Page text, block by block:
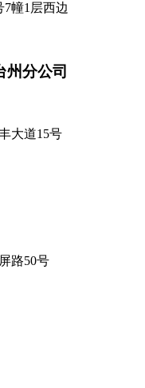
幢1层西边
州分公司
大道15号
路50号